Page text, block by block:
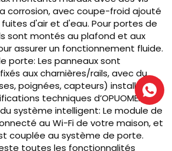
corrosion, avec coupe-froid ajouté
d'air et d'eau. Pour portes de
sont montés au plafond et aux
assurer un fonctionnement fluide.
porte: Les panneaux sont
aux charnières/rails, avec du
poignées, capteurs) installé
techniques d’OPUOMEN.
système intelligent: Le module de
au Wi-Fi de votre maison, et
couplée au système de porte.
toutes les fonctionnalités